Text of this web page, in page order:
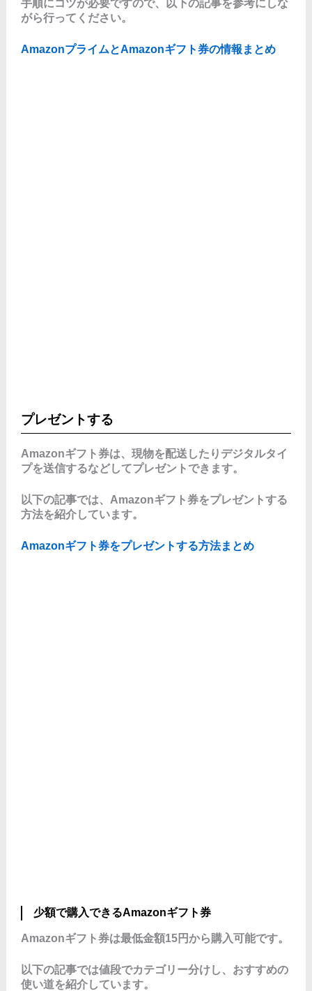
手順にコツが必要ですので、以下の記事を参考にしな
がら行ってください。
AmazonプライムとAmazonギフト券の情報まとめ
プレゼントする
Amazonギフト券は、現物を配送したりデジタルタイ
プを送信するなどしてプレゼントできます。
以下の記事では、Amazonギフト券をプレゼントする
方法を紹介しています。
Amazonギフト券をプレゼントする方法まとめ
少額で購入できるAmazonギフト券
Amazonギフト券は最低金額15円から購入可能です。
以下の記事では値段でカテゴリー分けし、おすすめの
使い道を紹介しています。